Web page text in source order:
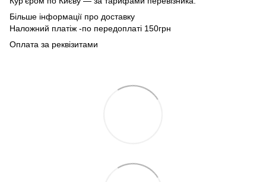
Більше інформації про доставку
Наложний платіж -по передоплаті 150грн
Оплата за реквізитами